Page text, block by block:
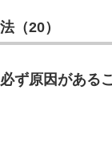
（20）
ず原因がある